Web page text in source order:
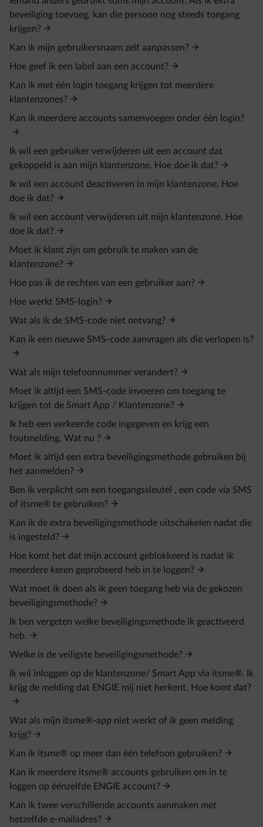
beveiliging toevoeg, kan die persoon nog steeds toegang
krijgen?
Kan ik mijn gebruikersnaam zelf aanpassen?
Hoe geef ik een label aan een account?
Kan ik met één login toegang krijgen tot meerdere
klantenzones?
Kan ik meerdere accounts samenvoegen onder één login?
Ik wil een gebruiker verwijderen uit een account dat
gekoppeld is aan mijn klantenzone. Hoe doe ik dat?
Ik wil een account deactiveren in mijn klantenzone. Hoe
doe ik dat?
Ik wil een account verwijderen uit mijn klantenzone. Hoe
doe ik dat?
Moet ik klant zijn om gebruik te maken van de
klantenzone?
Hoe pas ik de rechten van een gebruiker aan?
Hoe werkt SMS-login?
Wat als ik de SMS-code niet ontvang?
Kan ik een nieuwe SMS-code aanvragen als die verlopen is?
Wat als mijn telefoonnummer verandert?
Moet ik altijd een SMS-code invoeren om toegang te
krijgen tot de Smart App / Klantenzone?
Ik heb een verkeerde code ingegeven en krijg een
foutmelding. Wat nu ?
Moet ik altijd een extra beveiligingsmethode gebruiken bij
het aanmelden?
Ben ik verplicht om een toegangssleutel , een code via SMS
of itsme® te gebruiken?
Kan ik de extra beveiligingsmethode uitschakelen nadat die
is ingesteld?
Hoe komt het dat mijn account geblokkeerd is nadat ik
meerdere keren geprobeerd heb in te loggen?
Wat moet ik doen als ik geen toegang heb via de gekozen
beveiligingsmethode?
Ik ben vergeten welke beveiligingsmethode ik geactiveerd
heb.
Welke is de veiligste beveiligingsmethode?
Ik wil inloggen op de klantenzone/ Smart App via itsme®. Ik
krijg de melding dat ENGIE mij niet herkent. Hoe komt dat?
Wat als mijn itsme®-app niet werkt of ik geen melding
krijg?
Kan ik itsme® op meer dan één telefoon gebruiken?
Kan ik meerdere itsme® accounts gebruiken om in te
loggen op éénzelfde ENGIE account?
Kan ik twee verschillende accounts aanmaken met
hetzelfde e‑mailadres?